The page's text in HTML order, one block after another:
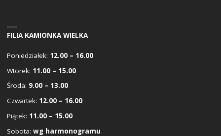
FILIA KAMIONKA WIELKA
Poniedziałek: 12.00 – 16.00
Wtorek: 11.00 – 15.00
Środa: 9.00 – 13.00
Czwartek: 12.00 – 16.00
Piątek: 11.00 – 15.00
Sobota: wg harmonogramu